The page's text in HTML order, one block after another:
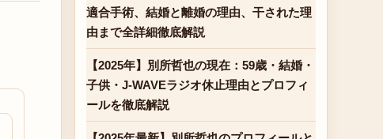
適合手術、結婚と離婚の理由、干された理
由まで全詳細徹底解説
【2025年】別所哲也の現在：59歳・結婚・
子供・J-WAVEラジオ休止理由とプロフィ
ールを徹底解説